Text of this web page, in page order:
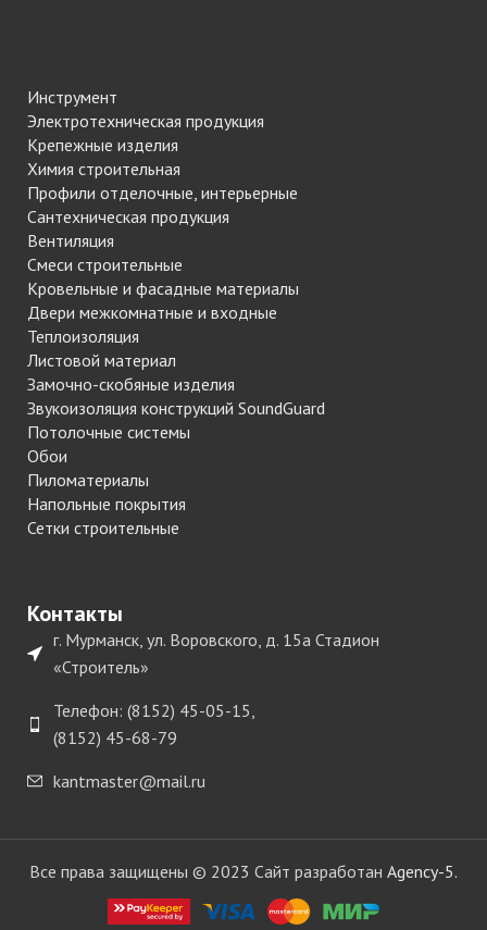
Инструмент
Электротехническая продукция
Крепежные изделия
Химия строительная
Профили отделочные, интерьерные
Сантехническая продукция
Вентиляция
Смеси строительные
Кровельные и фасадные материалы
Двери межкомнатные и входные
Теплоизоляция
Листовой материал
Замочно-скобяные изделия
Звукоизоляция конструкций SoundGuard
Потолочные системы
Обои
Пиломатериалы
Напольные покрытия
Сетки строительные
Контакты
г. Мурманск, ул. Воровского, д. 15а Стадион
«Строитель»
Телефон: (8152) 45-05-15,
(8152) 45-68-79
kantmaster@mail.ru
Все права защищены © 2023 Сайт разработан Agency-5.